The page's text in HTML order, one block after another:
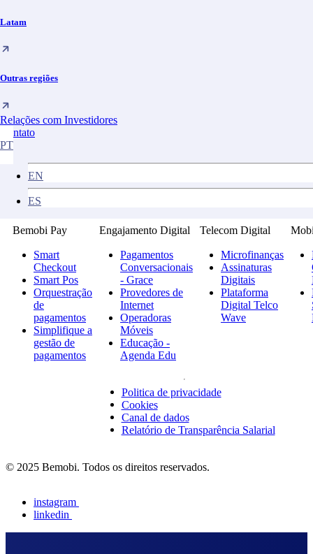
Latam
Outras regiões
Relações com Investidores
Contato
PT
EN
ES
Relações com Investidores
Canal de Denúncia
Español
Bemobi Pay
Smart
Checkout
Smart Pos
Orquestração
de
pagamentos
Simplifique a
gestão de
pagamentos
Engajamento Digital
Pagamentos
Conversacionais
- Grace
Provedores de
Internet
Operadoras
Móveis
Educação -
Agenda Edu
Telecom Digital
Microfinanças
Assinaturas
Digitais
Plataforma
Digital Telco
Wave
Politica de privacidade
Cookies
Canal de dados
Relatório de Transparência Salarial
© 2025 Bemobi. Todos os direitos reservados.
instagram
linkedin